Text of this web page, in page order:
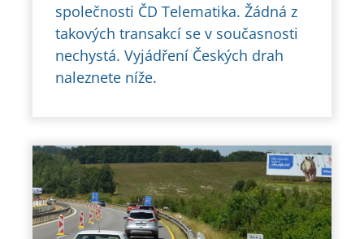
společnosti ČD Telematika. Žádná z
takových transakcí se v současnosti
nechystá. Vyjádření Českých drah
naleznete níže.